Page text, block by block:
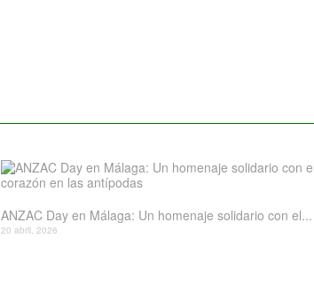
ANZAC Day en Málaga: Un homenaje solidario con el...
20 abril, 2026